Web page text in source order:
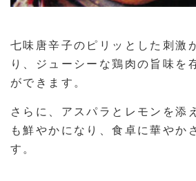
七味唐辛子のピリッとした刺激
り、ジューシーな鶏肉の旨味を
ができます。
さらに、アスパラとレモンを添
も鮮やかになり、食卓に華やか
す。